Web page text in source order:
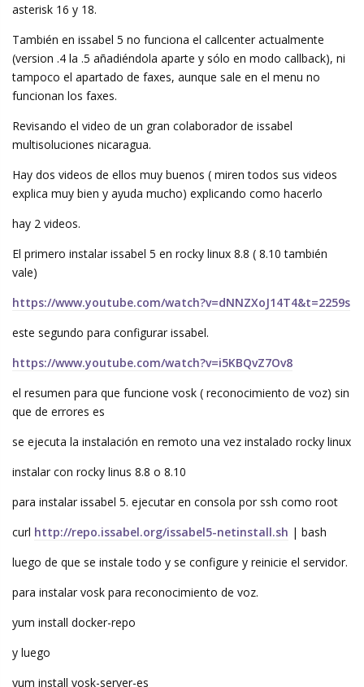
asterisk 16 y 18.
También en issabel 5 no funciona el callcenter actualmente
(version .4 la .5 añadiéndola aparte y sólo en modo callback), ni
tampoco el apartado de faxes, aunque sale en el menu no
funcionan los faxes.
Revisando el video de un gran colaborador de issabel
multisoluciones nicaragua.
Hay dos videos de ellos muy buenos ( miren todos sus videos
explica muy bien y ayuda mucho) explicando como hacerlo
hay 2 videos.
El primero instalar issabel 5 en rocky linux 8.8 ( 8.10 también
vale)
https://www.youtube.com/watch?v=dNNZXoJ14T4&t=2259s
este segundo para configurar issabel.
https://www.youtube.com/watch?v=i5KBQvZ7Ov8
el resumen para que funcione vosk ( reconocimiento de voz) sin
que de errores es
se ejecuta la instalación en remoto una vez instalado rocky linux
instalar con rocky linus 8.8 o 8.10
para instalar issabel 5. ejecutar en consola por ssh como root
curl http://repo.issabel.org/issabel5-netinstall.sh | bash
luego de que se instale todo y se configure y reinicie el servidor.
para instalar vosk para reconocimiento de voz.
yum install docker-repo
y luego
yum install vosk-server-es